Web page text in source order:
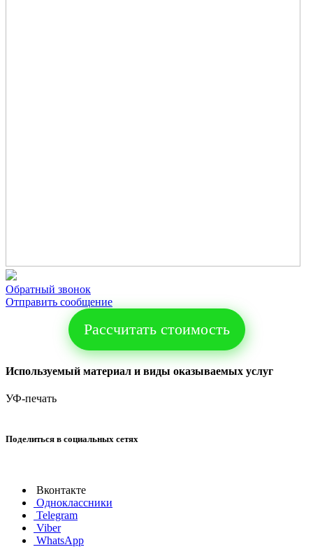
Обратный звонок
Отправить сообщение
Рассчитать стоимость
Используемый материал и виды оказываемых услуг
УФ-печать
Поделиться в социальных сетях
Вконтакте
Одноклассники
Telegram
Viber
WhatsApp